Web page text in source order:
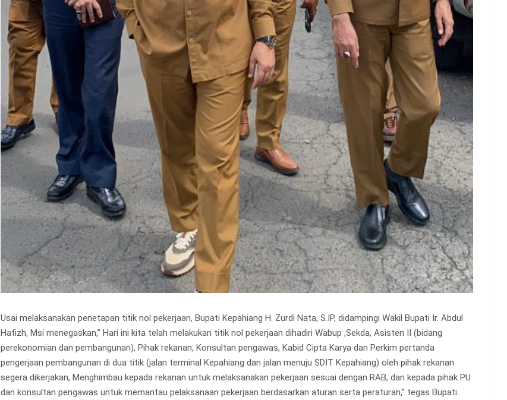
Usai melaksanakan penetapan titik nol pekerjaan, Bupati Kepahiang H. Zurdi Nata, S.IP, didampingi Wakil Bupati Ir. Abdul
Hafizh, Msi menegaskan,” Hari ini kita telah melakukan titik nol pekerjaan dihadiri Wabup ,Sekda, Asisten II (bidang
perekonomian dan pembangunan), Pihak rekanan, Konsultan pengawas, Kabid Cipta Karya dan Perkim pertanda
pengerjaan pembangunan di dua titik (jalan terminal Kepahiang dan jalan menuju SDIT Kepahiang) oleh pihak rekanan
segera dikerjakan, Menghimbau kepada rekanan untuk melaksanakan pekerjaan sesuai dengan RAB, dan kepada pihak PU
dan konsultan pengawas untuk memantau pelaksanaan pekerjaan berdasarkan aturan serta peraturan,” tegas Bupati.